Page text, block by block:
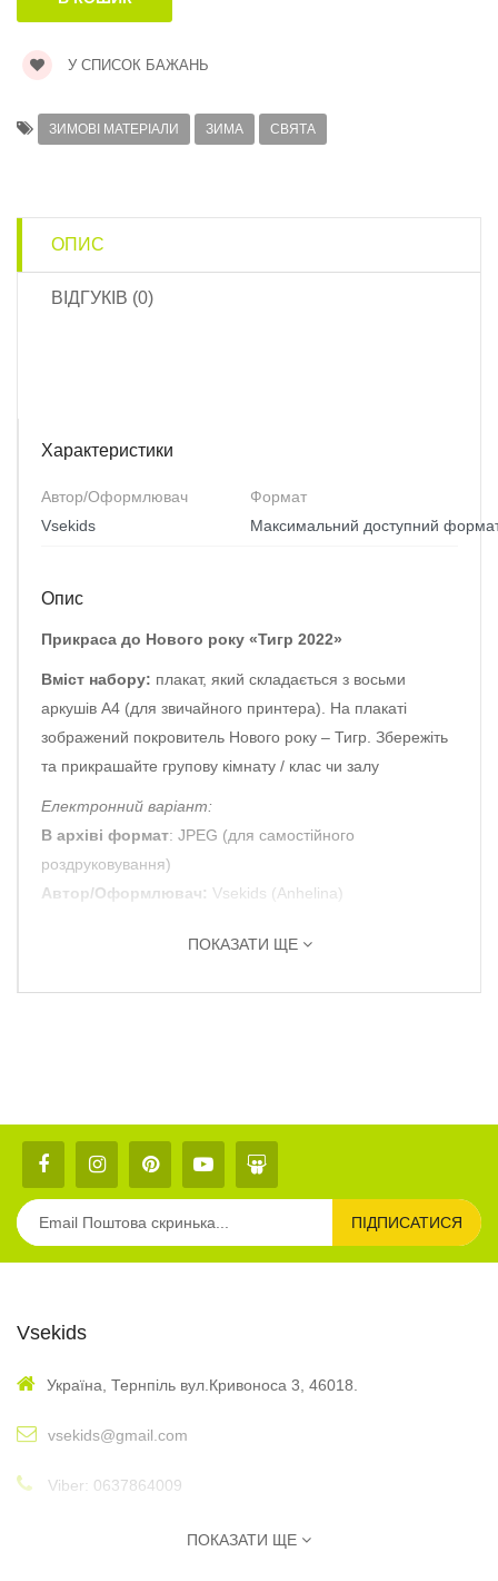
У СПИСОК БАЖАНЬ
ЗИМОВІ МАТЕРІАЛИ ЗИМА СВЯТА
ОПИС
ВІДГУКІВ (0)
Характеристики
Автор/Оформлювач
Vsekids
Формат
Максимальний доступний
Опис
Прикраса до Нового року «Тигр 2022»
Вміст набору: плакат, який складається з восьми
аркушів А4 (для звичайного принтера). На плакаті
зображений покровитель Нового року – Тигр. Збережіть
та прикрашайте групову кімнату / клас чи залу
Електронний варіант:
В архіві формат: JPEG (для самостійного
роздруковування)
Автор/Оформлювач: Vsekids (Anhelina)
ПОКАЗАТИ ЩЕ
ПІДПИСАТИСЯ
Vsekids
Україна, Тернпіль вул.Кривоноса 3, 46018.
vsekids@gmail.com
Viber: 0637864009
: 10:00 - 17:00ПОКАЗАТИ ЩЕ